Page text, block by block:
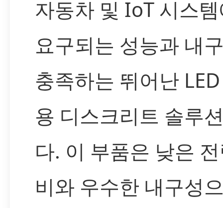
자동차 및 IoT 시스
요구되는 성능과 내
충족하는 뛰어난
용 디스크리트 솔루
다. 이 부품은 낮은
비와 우수한 내구성